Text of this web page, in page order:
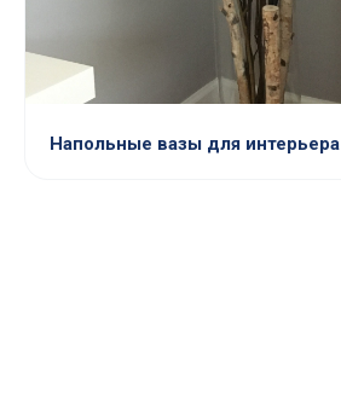
Напольные вазы для интерьера